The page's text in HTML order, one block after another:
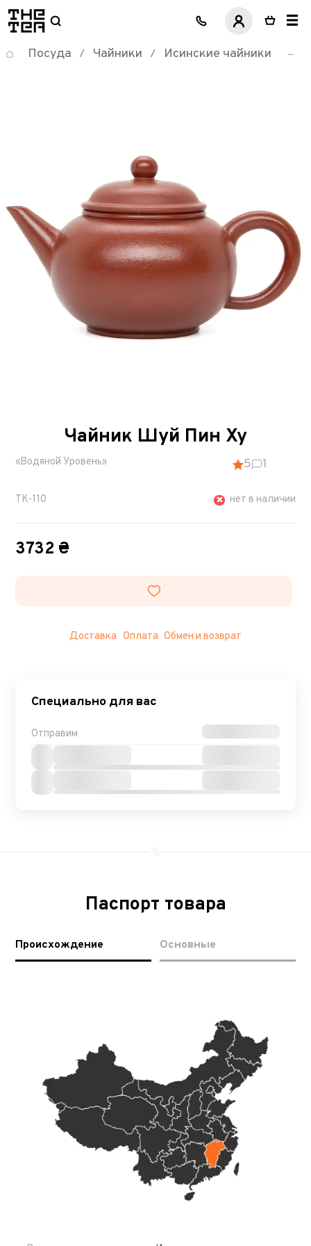
логотип
Посуда / Чайники / Исинские чайники
Чайник Шуй Пин Ху
«Водяной Уровень» 5 1
TK-110 нет в наличии
3732 ₴
Доставка Оплата Обмен и возврат
Специально для вас
Отправим
Паспорт товара
Происхождение Основные